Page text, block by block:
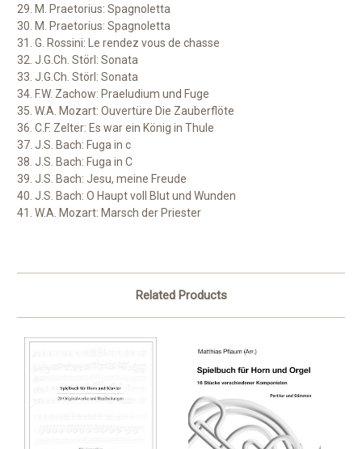
29. M. Praetorius: Spagnoletta
30. M. Praetorius: Spagnoletta
31. G. Rossini: Le rendez vous de chasse
32. J.G.Ch. Störl: Sonata
33. J.G.Ch. Störl: Sonata
34. F.W. Zachow: Praeludium und Fuge
35. W.A. Mozart: Ouvertüre Die Zauberflöte
36. C.F. Zelter: Es war ein König in Thule
37. J.S. Bach: Fuga in c
38. J.S. Bach: Fuga in C
39. J.S. Bach: Jesu, meine Freude
40. J.S. Bach: O Haupt voll Blut und Wunden
41. W.A. Mozart: Marsch der Priester
Related Products